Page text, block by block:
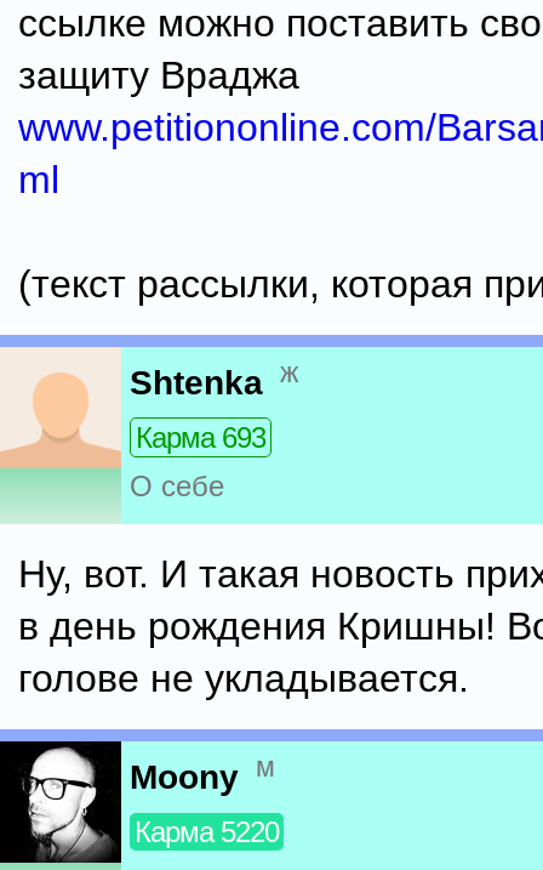
ссылке можно поставить
защиту Враджа
www.petitiononline.com/
ml
(текст рассылки, которая
Shtenka ж
Карма 693
О себе
Ну, вот. И такая новость
в день рождения Кришны!
голове не укладывается.
Moony м
Карма 5220